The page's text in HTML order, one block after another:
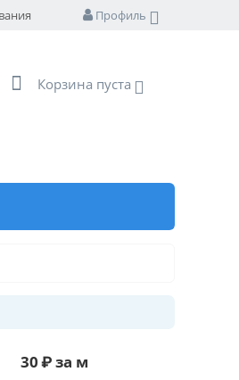
Профиль
Корзина пуста
30₽за м